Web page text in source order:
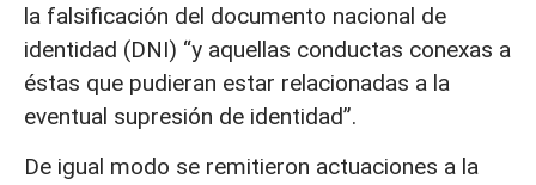
la falsificación del documento nacional de
identidad (DNI) “y aquellas conductas conexas a
éstas que pudieran estar relacionadas a la
eventual supresión de identidad”.
De igual modo se remitieron actuaciones a la